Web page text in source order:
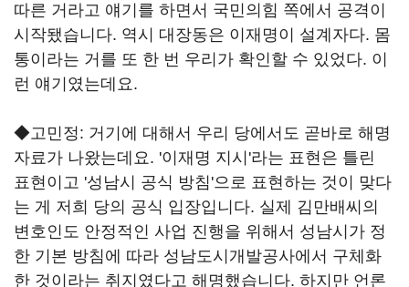
따른 거라고 얘기를 하면서 국민의힘 쪽에서 공격이
시작됐습니다. 역시 대장동은 이재명이 설계자다. 몸
통이라는 거를 또 한 번 우리가 확인할 수 있었다. 이
런 얘기였는데요.
◆고민정: 거기에 대해서 우리 당에서도 곧바로 해명
자료가 나왔는데요. '이재명 지시'라는 표현은 틀린
표현이고 '성남시 공식 방침'으로 표현하는 것이 맞다
는 게 저희 당의 공식 입장입니다. 실제 김만배씨의
변호인도 안정적인 사업 진행을 위해서 성남시가 정
한 기본 방침에 따라 성남도시개발공사에서 구체화
한 것이라는 취지였다고 해명했습니다. 하지만 언론